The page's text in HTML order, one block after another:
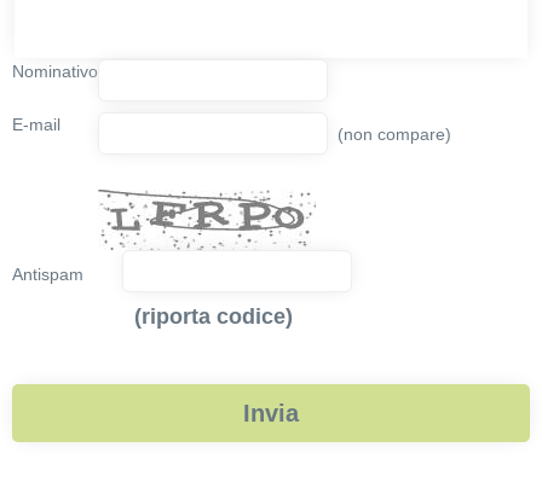
Nominativo
E-mail (non compare)
Antispam
(riporta codice)